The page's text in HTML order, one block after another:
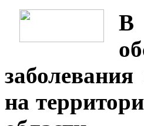
В
на